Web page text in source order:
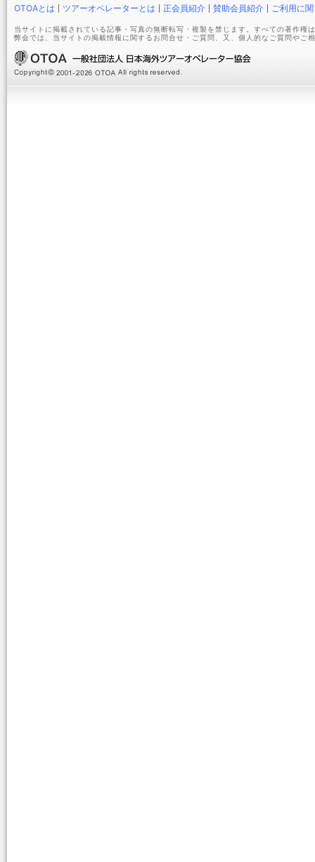
OTOAとは ツアーオペレーターとは 正会員紹介 賛助会員紹介 ご利用に
当サイトに掲載されている記事・写真の無断転写・複製を禁じます。すべての著作権
弊会では、当サイトの掲載情報に関するお問合せ・ご質問、又、個人的なご質問やご